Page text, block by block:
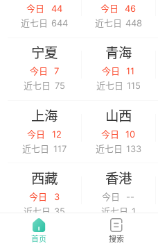
首页 搜索
今日
44
近七日 644
今日
46
近七日 448
宁夏
今日
7
近七日 75
青海
今日
11
近七日 115
上海
今日
12
近七日 117
山西
今日
10
近七日 133
西藏
今日
3
近七日 35
香港
今日
--
近七日 1
浙江 澳门